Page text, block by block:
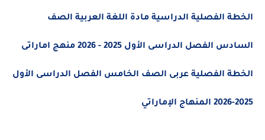
الخطة الفصلية الدراسية مادة اللغة العربية الصف
السادس الفصل الدراسى الأول 2025 - 2026 منهج اماراتى
الخطة الفصلية عربى الصف الخامس الفصل الدراسى الأول
2025-2026 المنهاج الإماراتي